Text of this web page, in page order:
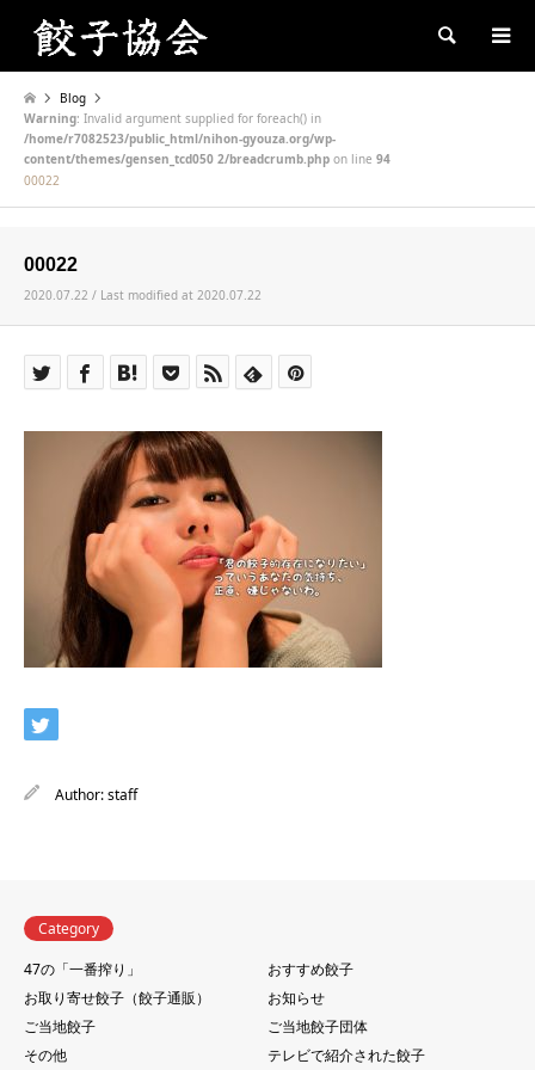
Search
Blog
Warning: Invalid argument supplied for foreach() in
/home/r7082523/public_html/nihon-gyouza.org/wp-
content/themes/gensen_tcd050 2/breadcrumb.php on line 94
00022
00022
2020.07.22 / Last modified at 2020.07.22
Author:staff
Category
47の「一番搾り」
おすすめ餃子
お取り寄せ餃子（餃子通販）
お知らせ
ご当地餃子
ご当地餃子団体
その他
テレビで紹介された餃子